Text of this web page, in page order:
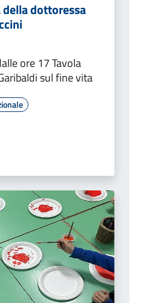
dottoressa
ore 17 Tavola
sul fine vita